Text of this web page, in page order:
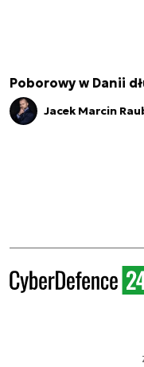
Poborowy w Danii
Jacek Marcin